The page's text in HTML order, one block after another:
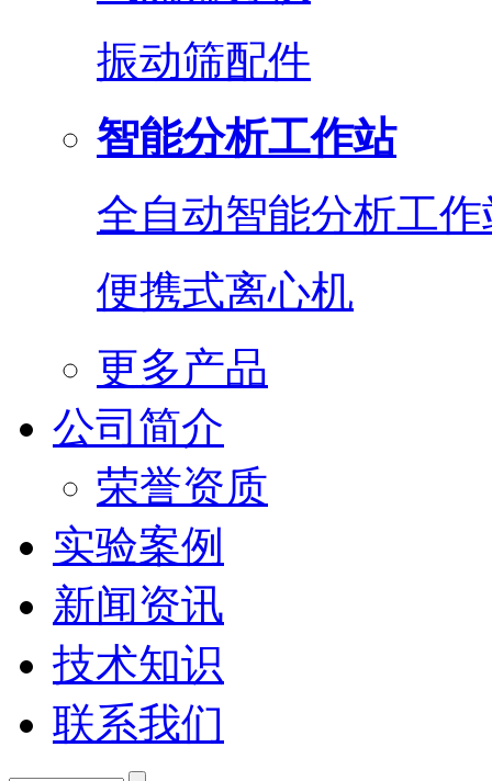
振动筛配件
智能分析工作站
全自动智能分析工作
便携式离心机
更多产品
公司简介
荣誉资质
实验案例
新闻资讯
技术知识
联系我们